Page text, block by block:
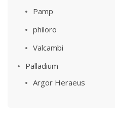
Pamp
philoro
Valcambi
Palladium
Argor Heraeus